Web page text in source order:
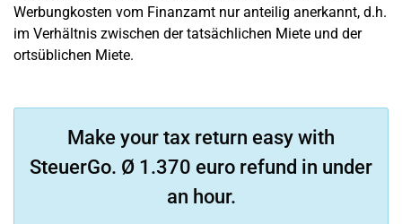
Werbungkosten vom Finanzamt nur anteilig anerkannt, d.h.
im Verhältnis zwischen der tatsächlichen Miete und der
ortsüblichen Miete.
Make your tax return easy with
SteuerGo. Ø 1.370 euro refund in under
an hour.